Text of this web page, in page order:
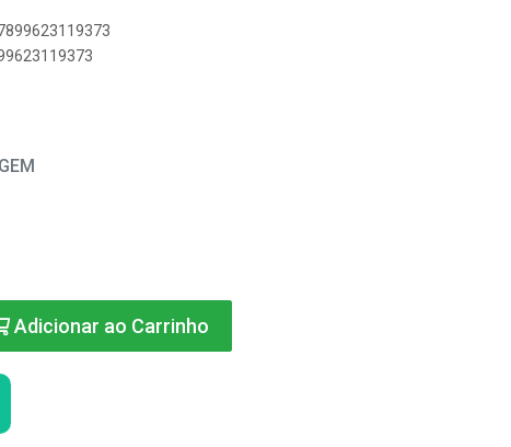
Adicionar ao Carrinho